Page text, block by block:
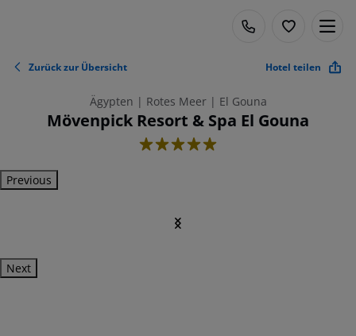
Zurück zur Übersicht Hotel teilen
Ägypten | Rotes Meer | El Gouna
Mövenpick Resort & Spa El Gouna
5
Previous
Next